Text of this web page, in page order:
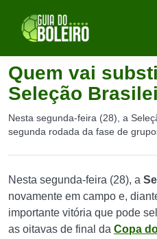
Quem vai
Seleção
Nesta segunda-feira (28), a
segunda rodada da fase de
Nesta segunda-feira (28), a
novamente em campo e,
importante vitória que pode
as oitavas de final da Copa